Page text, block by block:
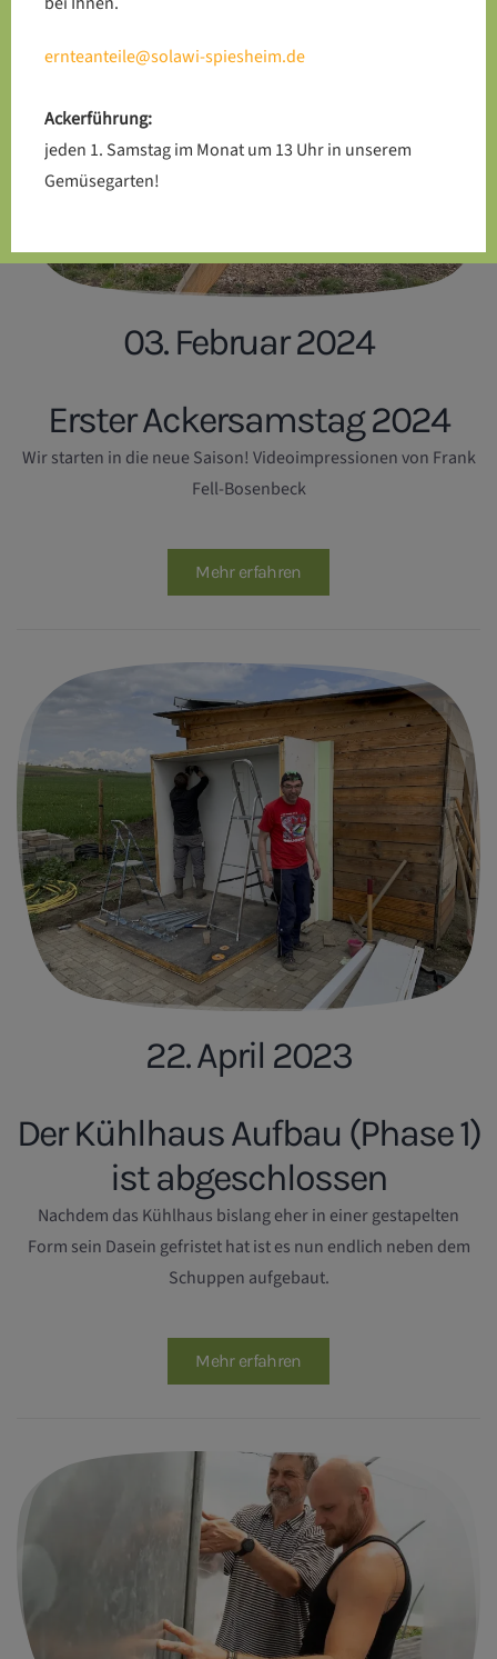
03. Februar 2024
Erster Ackersamstag 2024
Wir starten in die neue Saison! Videoimpressionen von Frank
Fell-Bosenbeck
Mehr erfahren
22. April 2023
Der Kühlhaus Aufbau (Phase 1)
ist abgeschlossen
Nachdem das Kühlhaus bislang eher in einer gestapelten
Form sein Dasein gefristet hat ist es nun endlich neben dem
Schuppen aufgebaut.
Mehr erfahren
ernteanteile@solawi-spiesheim.de
Ackerführung:
jeden 1. Samstag im Monat um 13 Uhr in unserem
Gemüsegarten!